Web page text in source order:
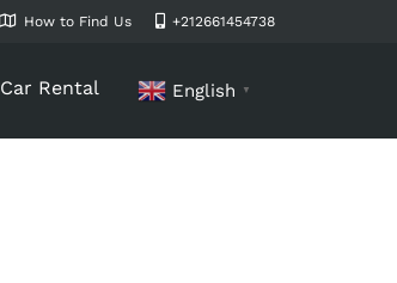
How to Find Us +212661454738
Car Rental English ▼